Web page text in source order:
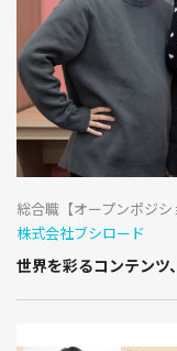
総合職【オープンポジシ
株式会社ブシロード
世界を彩るコンテンツ